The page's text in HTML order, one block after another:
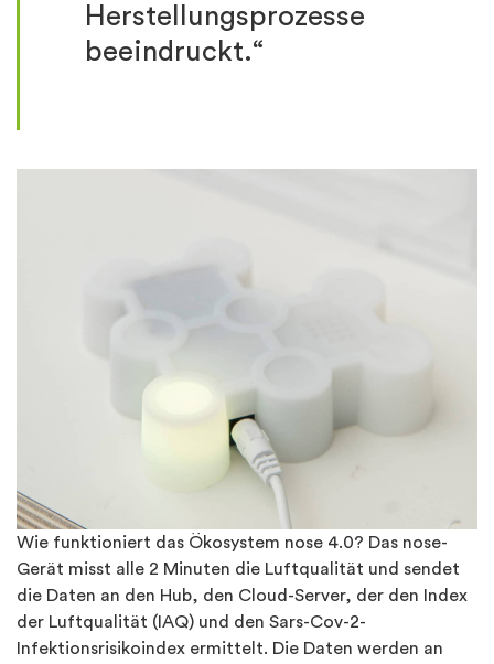
Herstellungsprozesse
beeindruckt.“
Wie funktioniert das Ökosystem nose 4.0? Das nose-
Gerät misst alle 2 Minuten die Luftqualität und sendet
die Daten an den Hub, den Cloud-Server, der den Index
der Luftqualität (IAQ) und den Sars-Cov-2-
Infektionsrisikoindex ermittelt. Die Daten werden an